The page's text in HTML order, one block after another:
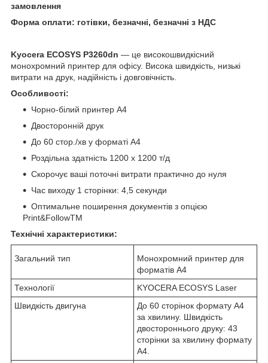
замовлення
Форма оплати: готівки, безначні, безначні з НДС
Kyocera ECOSYS P3260dn — це високошвидкісний
монохромний принтер для офісу. Висока швидкість, низькі
витрати на друк, надійність і довговічність.
Особливості:
Чорно-білий принтер A4
Двосторонній друк
До 60 стор./хв у форматі A4
Роздільна здатність 1200 x 1200 т/д
Скорочує ваші поточні витрати практично до нуля
Час виходу 1 сторінки: 4,5 секунди
Оптимальне поширення документів з опцією
Print&FollowTM
Технічні характеристики:
Загальний тип
Монохромний принтер для
форматів А4
Технології
KYOCERA ECOSYS Laser
Швидкість двигуна
До 60 сторінок формату А4
за хвилину. Швидкість
двостороннього друку: 43
сторінки за хвилину формату
А4.